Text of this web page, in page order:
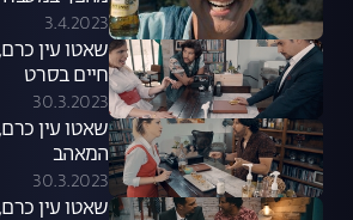
3.4.2023
חיים בסרט
30.3.2023
המאהב
30.3.2023